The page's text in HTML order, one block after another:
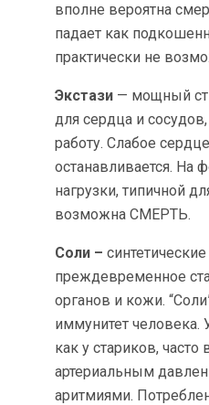
вполне вероятна
падает как
практически не
Экстази — мощный
для сердца и
работу. Слабое
останавливается. На
нагрузки, типичной
возможна СМЕРТЬ.
Соли –
преждевременное
органов и кожи.
иммунитет человека.
как у стариков,
артериальным
аритмиями.